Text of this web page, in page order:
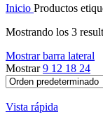
Inicio Productos
Mostrando los 3
Mostrar barra lateral
Mostrar9 12 18 24
Vista rápida